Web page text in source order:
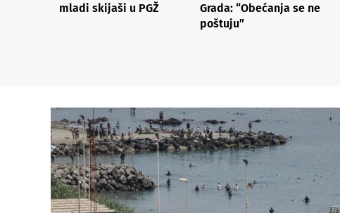
mladi skijaši u PGŽ
Grada: “Obećanja se ne
poštuju”